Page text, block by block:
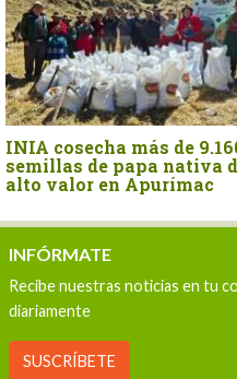
cosecha más de 9.160
de papa nativa de
valor en Apurímac
INFÓRMATE
Recibe nuestras noticias en tu
diariamente
SUSCRÍBETE